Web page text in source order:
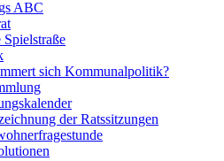
ABC
Spielstraße
sich Kommunalpolitik?
der Ratssitzungen